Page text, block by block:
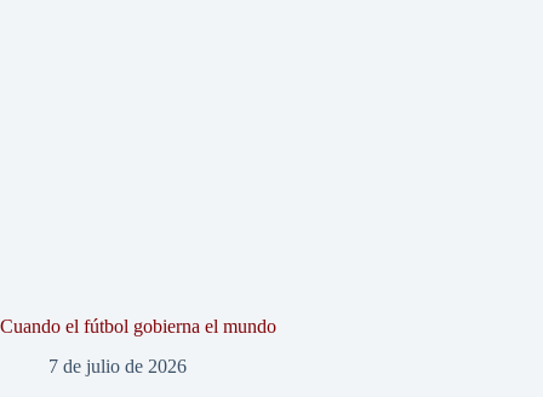
Cuando el fútbol gobierna el mundo
7 de julio de 2026